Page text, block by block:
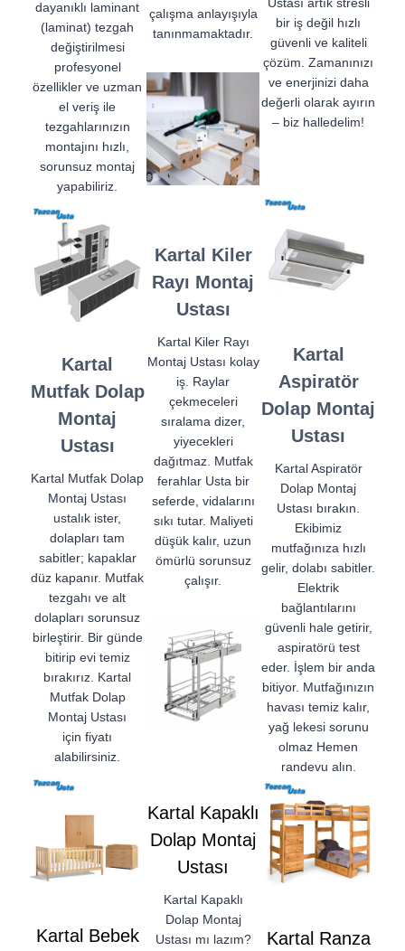
dayanıklı laminant
(laminat) tezgah
değiştirilmesi
profesyonel
özellikler ve uzman
el veriş ile
tezgahlarınızın
montajını hızlı,
sorunsuz montaj
yapabiliriz.
çalışma anlayışıyla
tanınmamaktadır.
bir iş değil hızlı
güvenli ve kaliteli
çözüm. Zamanınızı
ve enerjinizi daha
değerli olarak ayırın
– biz halledelim!
Kartal
Mutfak Dolap
Montaj
Ustası
Kartal Mutfak Dolap
Montaj Ustası
ustalık ister,
dolapları tam
sabitler; kapaklar
düz kapanır. Mutfak
tezgahı ve alt
dolapları sorunsuz
birleştirir. Bir günde
bitirip evi temiz
bırakırız. Kartal
Mutfak Dolap
Montaj Ustası
için fiyatı
alabilirsiniz.
Kartal Kiler
Rayı Montaj
Ustası
Kartal Kiler Rayı
Montaj Ustası kolay
iş. Raylar
çekmeceleri
sıralama dizer,
yiyecekleri
dağıtmaz. Mutfak
ferahlar Usta bir
seferde, vidalarını
sıkı tutar. Maliyeti
düşük kalır, uzun
ömürlü sorunsuz
çalışır.
Kartal
Aspiratör
Dolap Montaj
Ustası
Kartal Aspiratör
Dolap Montaj
Ustası bırakın.
Ekibimiz
mutfağınıza hızlı
gelir, dolabı sabitler.
Elektrik
bağlantılarını
güvenli hale getirir,
aspiratörü test
eder. İşlem bir anda
bitiyor. Mutfağınızın
havası temiz kalır,
yağ lekesi sorunu
olmaz Hemen
randevu alın.
Kartal Bebek
Kartal Kapaklı
Dolap Montaj
Ustası
Kartal Kapaklı
Dolap Montaj
Ustası mı lazım?
Kartal Ranza